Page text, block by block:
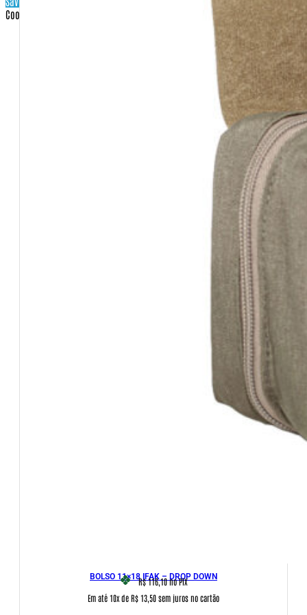
BOLSO 11×18 IFAK – DROP DOWN
R$ 116,10no PIX
Em até 10x de R$ 13,50 sem juros no cartão
Cookies settings